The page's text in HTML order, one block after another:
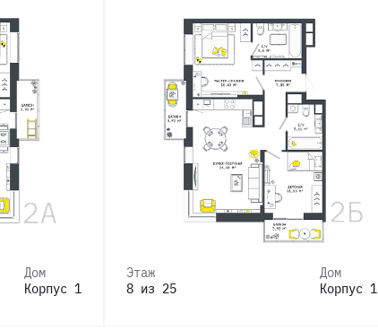
Дом
Корпус 1
Этаж
8 из 25
Дом
Корпус 1